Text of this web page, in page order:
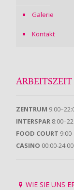
Galerie
Kontakt
ARBEITSZEIT
ZENTRUM
INTERSPAR
FOOD COURT
CASINO 00:00-
WIE SIE UNS